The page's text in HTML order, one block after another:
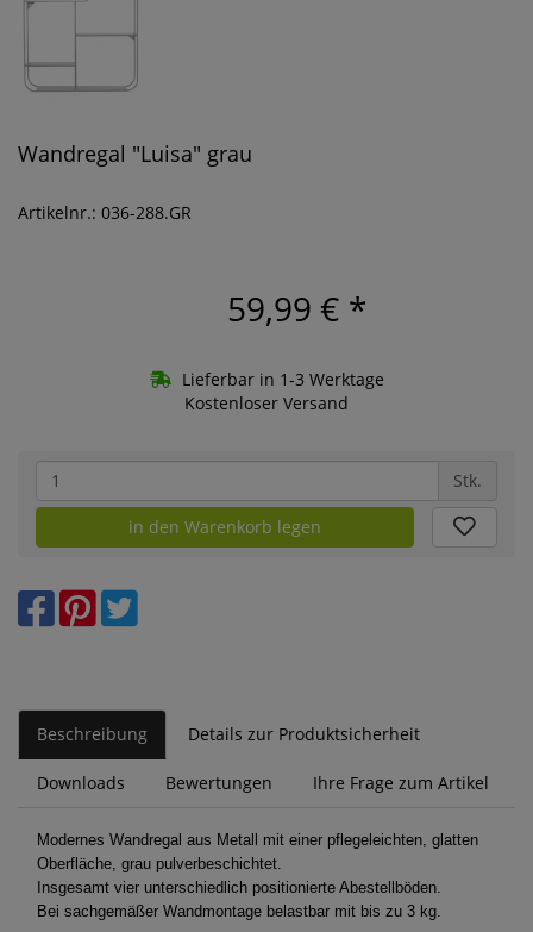
Wandregal "Luisa" grau
Artikelnr.: 036-288.GR
59,99 € *
Lieferbar in 1-3 Werktage
Kostenloser Versand
Stk.
in den Warenkorb legen
Beschreibung Details zur Produktsicherheit
Downloads Bewertungen Ihre Frage zum Artikel
Modernes Wandregal aus Metall mit einer pflegeleichten, glatten
Oberfläche, grau pulverbeschichtet.
Insgesamt vier unterschiedlich positionierte Abestellböden.
Bei sachgemäßer Wandmontage belastbar mit bis zu 3 kg.